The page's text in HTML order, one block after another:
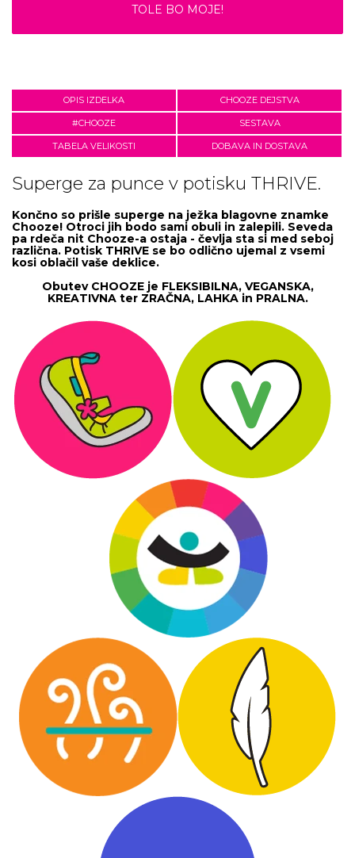
TOLE BO MOJE!
OPIS IZDELKA CHOOZE DEJSTVA
#CHOOZE SESTAVA
TABELA VELIKOSTI DOBAVA IN DOSTAVA
Superge za punce v potisku THRIVE.
Končno so prišle superge na ježka blagovne znamke
Chooze! Otroci jih bodo sami obuli in zalepili. Seveda
pa rdeča nit Chooze-a ostaja - čevlja sta si med seboj
različna. Potisk THRIVE se bo odlično ujemal z vsemi
kosi oblačil vaše deklice.
Obutev CHOOZE je FLEKSIBILNA, VEGANSKA,
KREATIVNA ter ZRAČNA, LAHKA in PRALNA.